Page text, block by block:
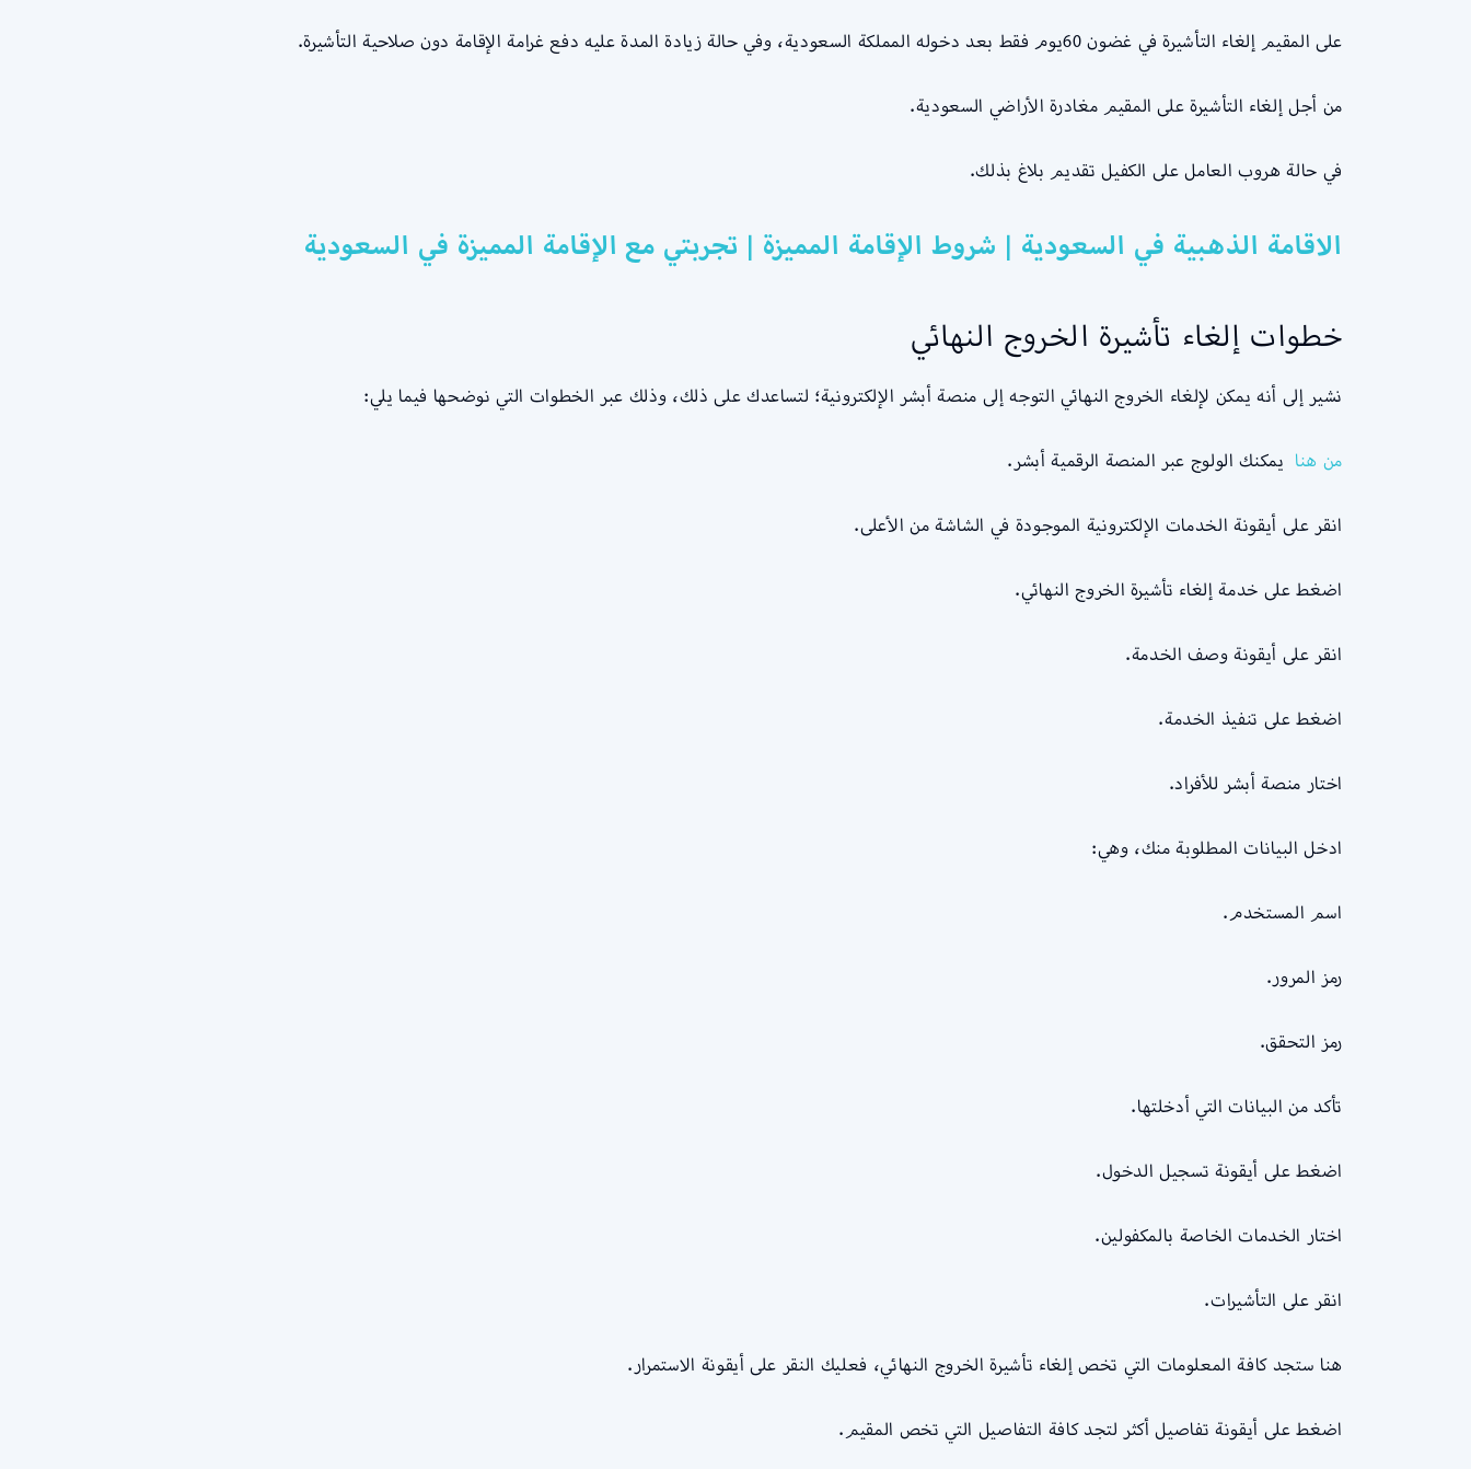
على المقيم إلغاء التأشيرة في غضون 60يوم فقط بعد دخوله المملكة السعودية، وفي حالة زيادة المدة عليه دفع غرامة الإقامة دون صلاحية التأشيرة.
من أجل إلغاء التأشيرة على المقيم مغادرة الأراضي السعودية.
في حالة هروب العامل على الكفيل تقديم بلاغ بذلك.
الاقامة الذهبية في السعودية | شروط الإقامة المميزة | تجربتي مع الإقامة المميزة في السعودية
خطوات إلغاء تأشيرة الخروج النهائي
نشير إلى أنه يمكن لإلغاء الخروج النهائي التوجه إلى منصة أبشر الإلكترونية؛ لتساعدك على ذلك، وذلك عبر الخطوات التي نوضحها فيما يلي:
من هنا يمكنك الولوج عبر المنصة الرقمية أبشر.
انقر على أيقونة الخدمات الإلكترونية الموجودة في الشاشة من الأعلى.
اضغط على خدمة إلغاء تأشيرة الخروج النهائي.
انقر على أيقونة وصف الخدمة.
اضغط على تنفيذ الخدمة.
اختار منصة أبشر للأفراد.
ادخل البيانات المطلوبة منك، وهي:
اسم المستخدم.
رمز المرور.
رمز التحقق.
تأكد من البيانات التي أدخلتها.
اضغط على أيقونة تسجيل الدخول.
اختار الخدمات الخاصة بالمكفولين.
انقر على التأشيرات.
هنا ستجد كافة المعلومات التي تخص إلغاء تأشيرة الخروج النهائي، فعليك النقر على أيقونة الاستمرار.
اضغط على أيقونة تفاصيل أكثر لتجد كافة التفاصيل التي تخص المقيم.